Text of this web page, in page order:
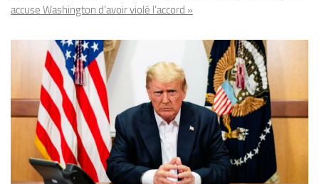
accuse Washington d’avoir violé l’accord »